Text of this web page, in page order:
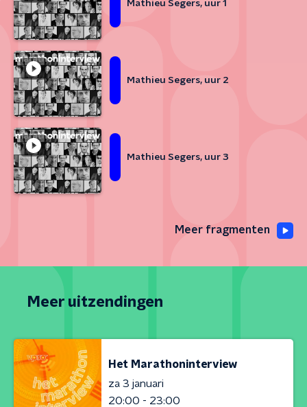
Mathieu Segers, uur 1
Mathieu Segers, uur 2
Mathieu Segers, uur 3
Meer fragmenten
Meer uitzendingen
Het Marathoninterview
za 3 januari
20:00 - 23:00